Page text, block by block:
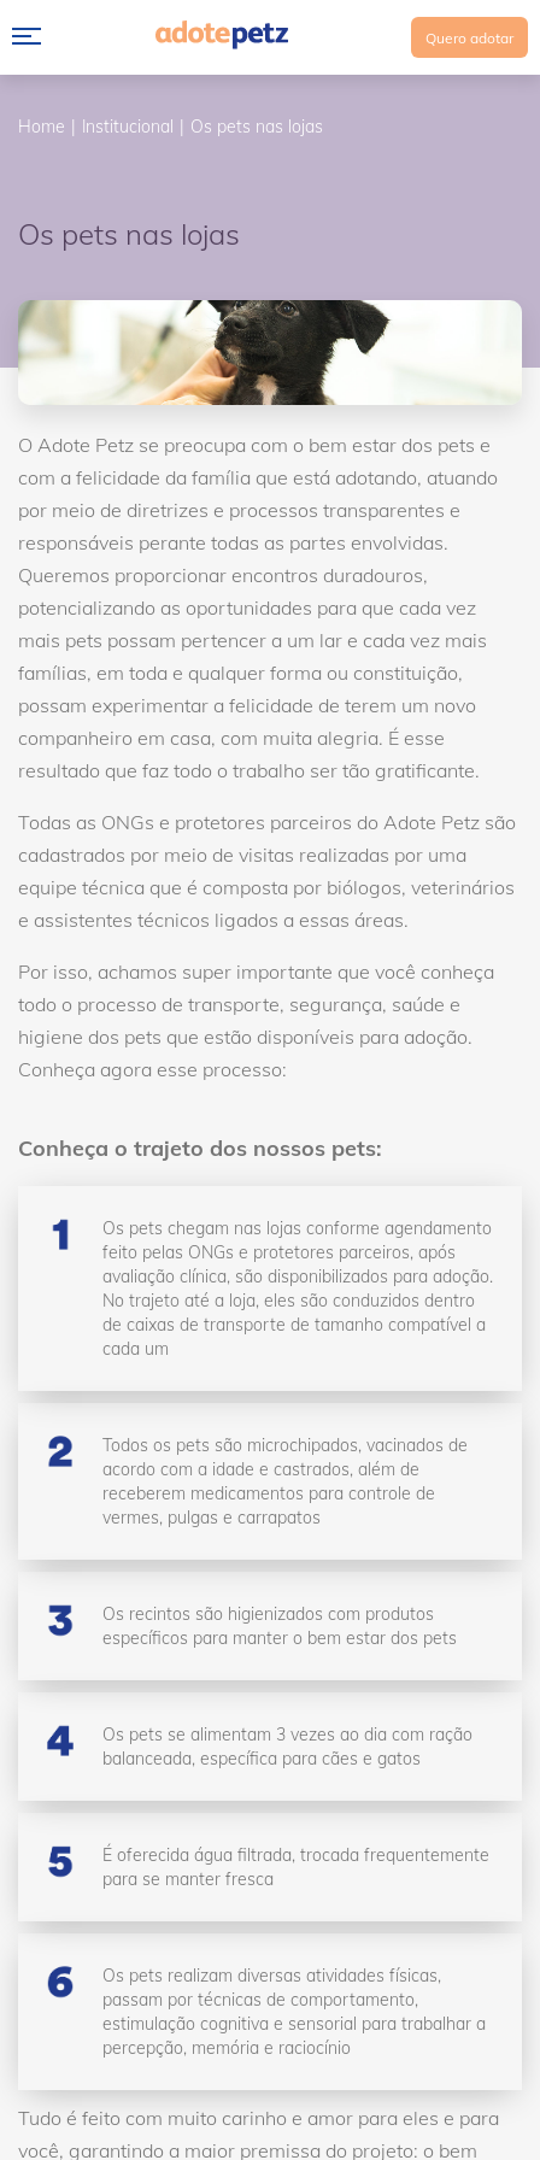
Quero adotar
Home Institucional Os pets nas lojas
Os pets nas lojas
O Adote Petz se preocupa com o bem estar dos pets e
com a felicidade da família que está adotando, atuando
por meio de diretrizes e processos transparentes e
responsáveis perante todas as partes envolvidas.
Queremos proporcionar encontros duradouros,
potencializando as oportunidades para que cada vez
mais pets possam pertencer a um lar e cada vez mais
famílias, em toda e qualquer forma ou constituição,
possam experimentar a felicidade de terem um novo
companheiro em casa, com muita alegria. É esse
resultado que faz todo o trabalho ser tão gratificante.
Todas as ONGs e protetores parceiros do Adote Petz são
cadastrados por meio de visitas realizadas por uma
equipe técnica que é composta por biólogos, veterinários
e assistentes técnicos ligados a essas áreas.
Por isso, achamos super importante que você conheça
todo o processo de transporte, segurança, saúde e
higiene dos pets que estão disponíveis para adoção.
Conheça agora esse processo:
Conheça o trajeto dos nossos pets:
Os pets chegam nas lojas conforme agendamento
feito pelas ONGs e protetores parceiros, após
avaliação clínica, são disponibilizados para adoção.
No trajeto até a loja, eles são conduzidos dentro
de caixas de transporte de tamanho compatível a
cada um
Todos os pets são microchipados, vacinados de
acordo com a idade e castrados, além de
receberem medicamentos para controle de
vermes, pulgas e carrapatos
Os recintos são higienizados com produtos
específicos para manter o bem estar dos pets
Os pets se alimentam 3 vezes ao dia com ração
balanceada, específica para cães e gatos
É oferecida água filtrada, trocada frequentemente
para se manter fresca
Os pets realizam diversas atividades físicas,
passam por técnicas de comportamento,
estimulação cognitiva e sensorial para trabalhar a
percepção, memória e raciocínio
Tudo é feito com muito carinho e amor para eles e para
você, garantindo a maior premissa do projeto: o bem